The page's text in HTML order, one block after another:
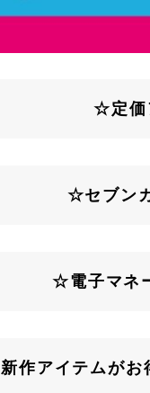
☆定価
☆セブン
☆電子マネ
新作アイテムがお